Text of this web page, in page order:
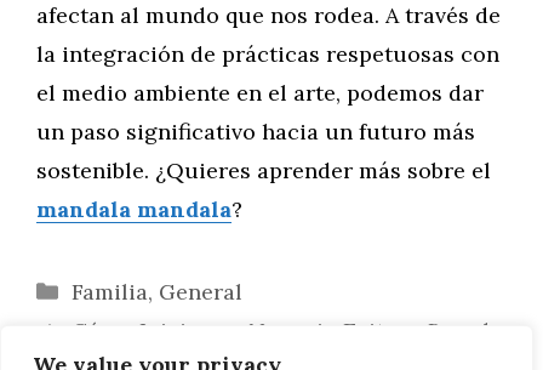
afectan al mundo que nos rodea. A través de
la integración de prácticas respetuosas con
el medio ambiente en el arte, podemos dar
un paso significativo hacia un futuro más
sostenible. ¿Quieres aprender más sobre el
mandala mandala?
Categorías
Familia, General
Cómo Iniciar un Negocio Exitoso Basado